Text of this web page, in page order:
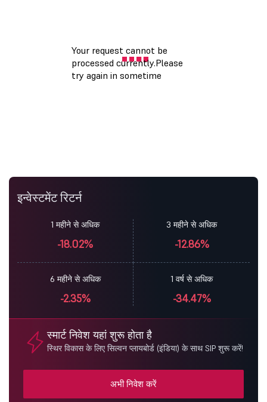
इन्वेस्टमेंट रिटर्न
1 महीने से अधिक
-18.02%
3 महीने से अधिक
-12.86%
6 महीने से अधिक
-2.35%
1 वर्ष से अधिक
-34.47%
स्मार्ट निवेश यहां शुरू होता है
स्थिर विकास के लिए सिल्वन प्लायबोर्ड (इंडिया) के साथ SIP शुरू करें!
अभी निवेश करें